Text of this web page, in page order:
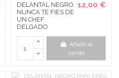
DELANTAL NEGRO
NUNCA TE FIES DE
UN CHEF
DELGADO
12,00 €
Añadir al
carrito